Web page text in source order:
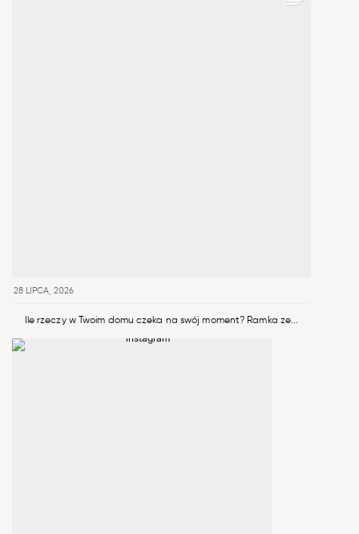
28 LIPCA, 2026
Ile rzeczy w Twoim domu czeka na swój moment? Ramka ze...